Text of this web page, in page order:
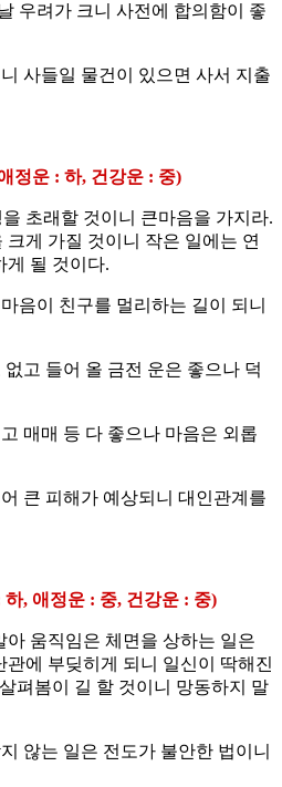
우려가 크니 사전에 합의함이 좋
사들일 물건이 있으면 사서 지출
정운 : 하, 건강운 : 중)
초래할 것이니 큰마음을 가지라.
게 가질 것이니 작은 일에는 연
게 될 것이다.
음이 친구를 멀리하는 길이 되니
고 들어 올 금전 운은 좋으나 덕
매매 등 다 좋으나 마음은 외롭
큰 피해가 예상되니 대인관계를
, 애정운 : 중, 건강운 : 중)
아 움직임은 체면을 상하는 일은
에 부딪히게 되니 일신이 딱해진
펴봄이 길 할 것이니 망동하지 말
않는 일은 전도가 불안한 법이니